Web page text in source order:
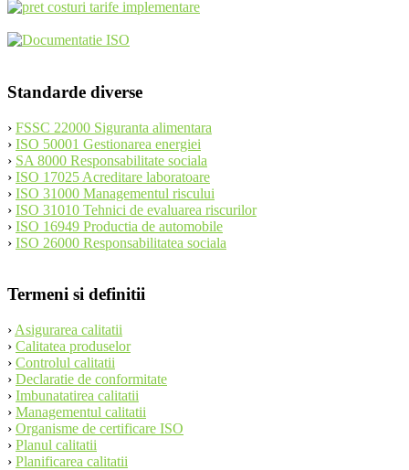
Standarde diverse
› FSSC 22000 Siguranta alimentara
› ISO 50001 Gestionarea energiei
› SA 8000 Responsabilitate sociala
› ISO 17025 Acreditare laboratoare
› ISO 31000 Managementul riscului
› ISO 31010 Tehnici de evaluarea riscurilor
› ISO 16949 Productia de automobile
› ISO 26000 Responsabilitatea sociala
Termeni si definitii
› Asigurarea calitatii
› Calitatea produselor
› Controlul calitatii
› Declaratie de conformitate
› Imbunatatirea calitatii
› Managementul calitatii
› Organisme de certificare ISO
› Planul calitatii
› Planificarea calitatii